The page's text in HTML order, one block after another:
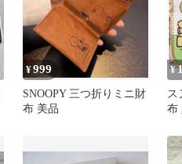
¥999
SNOOPY 三つ折りミニ財
布 美品
¥
ス
布